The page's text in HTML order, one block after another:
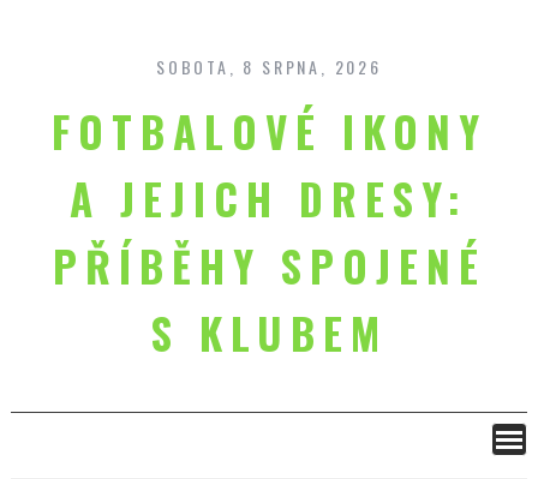
content
SOBOTA, 8 SRPNA, 2026
FOTBALOVÉ IKONY
A JEJICH DRESY:
PŘÍBĚHY SPOJENÉ
S KLUBEM